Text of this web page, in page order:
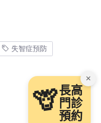
失智症預防
×
🦒長高
門診
預約